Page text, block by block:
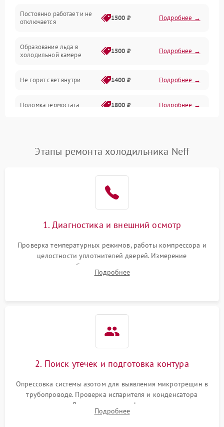
Постоянно работает и не
отключается
1500 ₽ Подробнее →
Образование льда в
холодильной камере
1500 ₽ Подробнее →
Не горит свет внутри 1400 ₽ Подробнее →
Поломка термостата 1800 ₽ Подробнее →
Поломка системы No Frost 2600 ₽ Подробнее →
работе
2000 ₽ Подробнее →
1000 ₽
1800 ₽
Этапы ремонта холодильника Neff
1. Диагностика и внешний осмотр
Проверка температурных режимов, работы компрессора и
целостности уплотнителей дверей. Измерение
сопротивления обмоток мотора, проверка термостата и
считывание кодов ошибок с электронного дисплея.
Подробнее
2. Поиск утечек и подготовка контура
Опрессовка системы азотом для выявления микротрещин в
трубопроводе. Проверка испарителя и конденсатора
течеискателем. Демонтаж старого фильтра-осушителя и
продувка капиллярной трубки для устранения засоров.
Подробнее